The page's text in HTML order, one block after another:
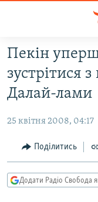
Перейти
до
основного
матеріалу
до
навігації
Перейти
до
РАДІО СВОБОДА –
ВСЕ ЗА ДОБУ
СТАТТІ
ПОЛІТИКА
ЕКОНОМІКА
КУЛЬТУРА
ВІЙНА
РОСІЙСЬКА
КРИМ.РЕАЛІЇ
Пекін
зустрітися
Далай-лами
25 квітня 2008, 04:17
Поділитись
Додати Радіо Свобода